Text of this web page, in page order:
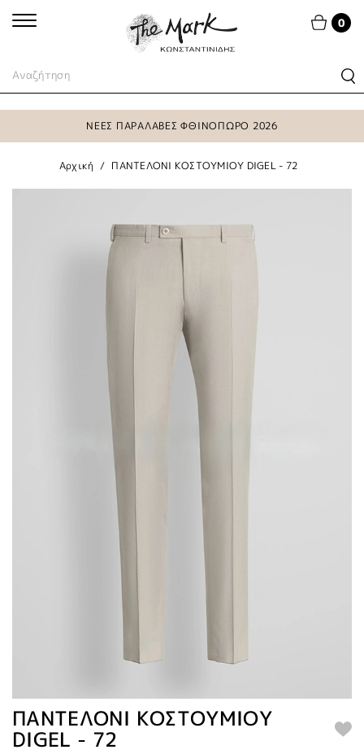
0
ΝΕΕΣ ΠΑΡΑΛΑΒΕΣ ΦΘΙΝΟΠΩΡΟ 2026
Αρχική ΠΑΝΤΕΛΟΝΙ ΚΟΣΤΟΥΜΙΟΥ DIGEL - 72
ΠΑΝΤΕΛΟΝΙ ΚΟΣΤΟΥΜΙΟΥ
DIGEL - 72